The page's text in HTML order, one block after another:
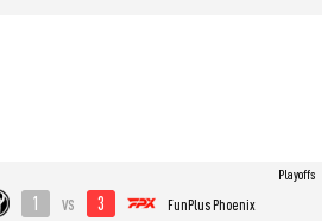
1 vs 3 FunPlus Phoenix
Playoffs